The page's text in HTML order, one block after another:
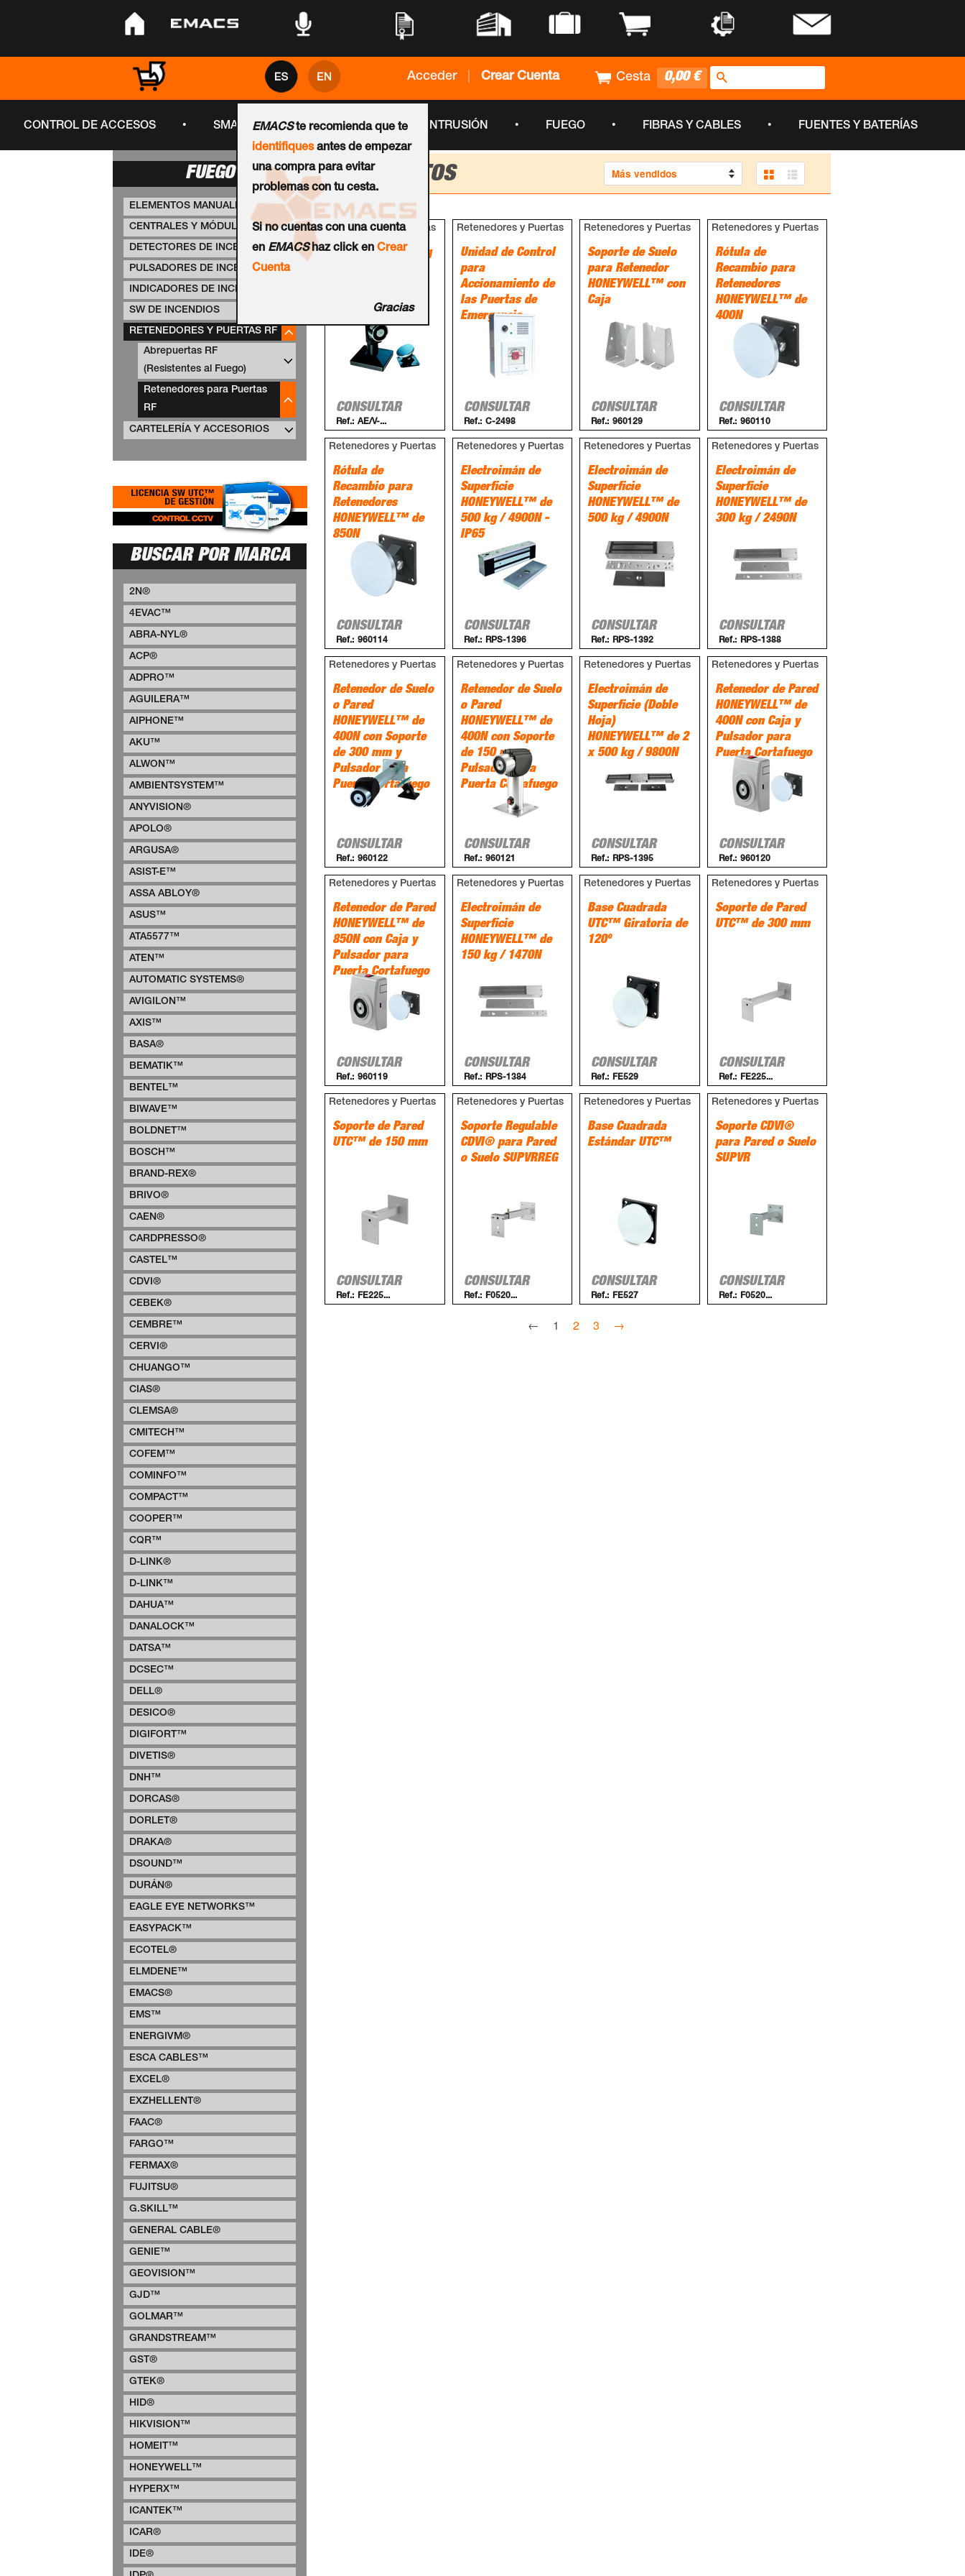
•
Acceder Crear Cuenta Cesta 0,00 €
EMACSte recomienda que te
identifiquesantes de empezar
una compra para evitar
problemas con tu cesta.
Si no cuentas con una cuenta
en EMACShaz click enCrear
Cuenta
Gracias
CONTROL DE ACCESOS • SMART CITY • CCTV • INTRUSIÓN • FUEGO • FIBRAS Y CABLES • FUENTES Y BATERÍAS
FUEGO
ELEMENTOS MANUALES
CENTRALES Y MÓDULOS PCI
DETECTORES DE INCENDIOS
PULSADORES DE INCENDIOS
INDICADORES DE INCENDIOS
SW DE INCENDIOS
RETENEDORES Y PUERTAS RF
Abrepuertas RF
(Resistentes al Fuego)
Retenedores para Puertas
RF
CARTELERÍA Y ACCESORIOS
BUSCAR POR MARCA
2N®
4EVAC™
ABRA-NYL®
ACP®
ADPRO™
AGUILERA™
AIPHONE™
AKU™
ALWON™
AMBIENTSYSTEM™
ANYVISION®
APOLO®
ARGUSA®
ASIST-E™
ASSA ABLOY®
ASUS™
ATA5577™
ATEN™
AUTOMATIC SYSTEMS®
AVIGILON™
AXIS™
BASA®
BEMATIK™
BENTEL™
BIWAVE™
BOLDNET™
BOSCH™
BRAND-REX®
BRIVO®
CAEN®
CARDPRESSO®
CASTEL™
CDVI®
CEBEK®
CEMBRE™
CERVI®
CHUANGO™
CIAS®
CLEMSA®
CMITECH™
COFEM™
COMINFO™
COMPACT™
COOPER™
CQR™
D-LINK®
D-LINK™
DAHUA™
DANALOCK™
DATSA™
DCSEC™
DELL®
DESICO®
DIGIFORT™
DIVETIS®
DNH™
DORCAS®
DORLET®
DRAKA®
DSOUND™
DURÁN®
EAGLE EYE NETWORKS™
EASYPACK™
ECOTEL®
ELMDENE™
EMACS®
EMS™
ENERGIVM®
ESCA CABLES™
EXCEL®
EXZHELLENT®
FAAC®
FARGO™
FERMAX®
FUJITSU®
G.SKILL™
GENERAL CABLE®
GENIE™
GEOVISION™
GJD™
GOLMAR™
GRANDSTREAM™
GST®
GTEK®
HID®
HIKVISION™
HOMEIT™
HONEYWELL™
HYPERX™
ICANTEK™
ICAR®
IDE®
PRODUCTOS
Ordenar
Grid View
Retenedores y Puertas
Retenedor de 50Kg
CONSULTAR
Ref.: AE/V-...
Retenedores y Puertas
Unidad de Control
para
Accionamiento de
las Puertas de
Emergencia
CONSULTAR
Ref.: C-2498
Retenedores y Puertas
Soporte de Suelo
para Retenedor
HONEYWELL™ con
Caja
CONSULTAR
Ref.: 960129
Retenedores y Puertas
Rótula de
Recambio para
Retenedores
HONEYWELL™ de
400N
CONSULTAR
Ref.: 960110
Retenedores y Puertas
Rótula de
Recambio para
Retenedores
HONEYWELL™ de
850N
CONSULTAR
Ref.: 960114
Retenedores y Puertas
Electroimán de
Superficie
HONEYWELL™ de
500 kg / 4900N -
IP65
CONSULTAR
Ref.: RPS-1396
Retenedores y Puertas
Electroimán de
Superficie
HONEYWELL™ de
500 kg / 4900N
CONSULTAR
Ref.: RPS-1392
Retenedores y Puertas
Electroimán de
Superficie
HONEYWELL™ de
300 kg / 2490N
CONSULTAR
Ref.: RPS-1388
Retenedores y Puertas
Retenedor de Suelo
o Pared
HONEYWELL™ de
400N con Soporte
de 300 mm y
Pulsador para
Puerta Cortafuego
CONSULTAR
Ref.: 960122
Retenedores y Puertas
Retenedor de Suelo
o Pared
HONEYWELL™ de
400N con Soporte
de 150 mm y
Pulsador para
Puerta Cortafuego
CONSULTAR
Ref.: 960121
Retenedores y Puertas
Electroimán de
Superficie (Doble
Hoja)
HONEYWELL™ de 2
x 500 kg / 9800N
CONSULTAR
Ref.: RPS-1395
Retenedores y Puertas
Retenedor de Pared
HONEYWELL™ de
400N con Caja y
Pulsador para
Puerta Cortafuego
CONSULTAR
Ref.: 960120
Retenedores y Puertas
Retenedor de Pared
HONEYWELL™ de
850N con Caja y
Pulsador para
Puerta Cortafuego
CONSULTAR
Ref.: 960119
Retenedores y Puertas
Electroimán de
Superficie
HONEYWELL™ de
150 kg / 1470N
CONSULTAR
Ref.: RPS-1384
Retenedores y Puertas
Base Cuadrada
UTC™ Giratoria de
120º
CONSULTAR
Ref.: FE529
Retenedores y Puertas
Soporte de Pared
UTC™ de 300 mm
CONSULTAR
Ref.: FE225...
Retenedores y Puertas
Soporte de Pared
UTC™ de 150 mm
CONSULTAR
Ref.: FE225...
Retenedores y Puertas
Soporte Regulable
CDVI® para Pared
o Suelo SUPVRREG
CONSULTAR
Ref.: F0520...
Retenedores y Puertas
Base Cuadrada
Estándar UTC™
CONSULTAR
Ref.: FE527
Retenedores y Puertas
Soporte CDVI®
para Pared o Suelo
SUPVR
CONSULTAR
Ref.: F0520...
← 1 2 3 →